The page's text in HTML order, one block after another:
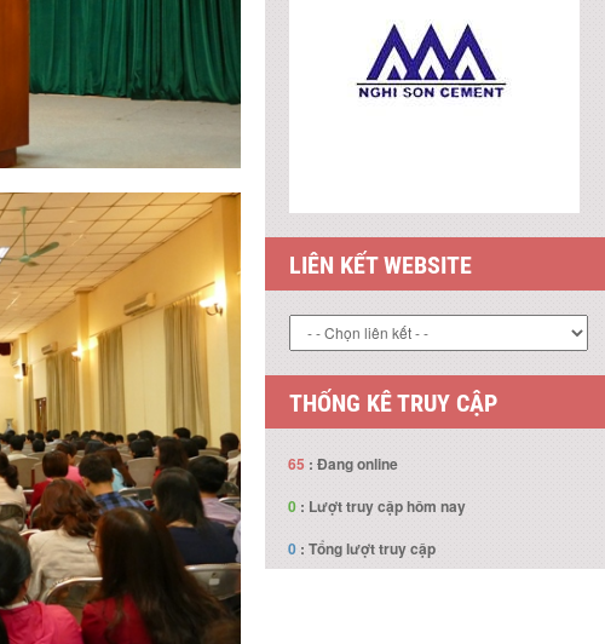
LIÊN KẾT WEBSITE
THỐNG KÊ TRUY CẬP
65 : Đang online
0 : Lượt truy cập hôm nay
0 : Tổng lượt truy cập